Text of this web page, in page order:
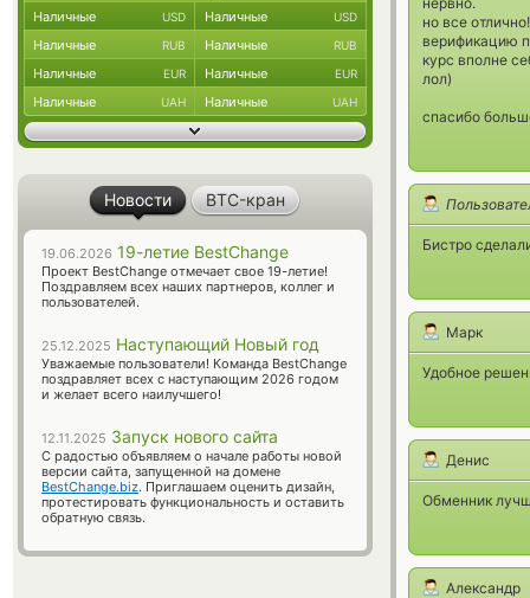
но все отлично!
верификацию
курс вполне
лол)
спасибо
Бистро
Марк
Удобное
Денис
Обменник
Александр
Наличные USD Наличные USD
Наличные RUB Наличные RUB
Наличные EUR Наличные EUR
Наличные UAH Наличные UAH
Новости BTC-кран
19.06.2026 19-летие BestChange
Проект BestChange отмечает свое 19-летие!
Поздравляем всех наших партнеров, коллег и
пользователей.
25.12.2025 Наступающий Новый год
Уважаемые пользователи! Команда BestChange
поздравляет всех с наступающим 2026 годом
и желает всего наилучшего!
12.11.2025 Запуск нового сайта
С радостью объявляем о начале работы новой
версии сайта, запущенной на домене
BestChange.biz. Приглашаем оценить дизайн,
протестировать функциональность и оставить
обратную связь.